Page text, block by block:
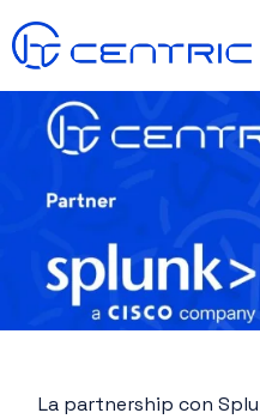
La partnership con